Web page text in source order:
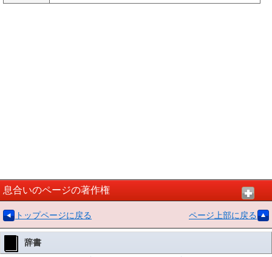
息合いのページの著作権
トップページに戻る ページ上部に戻る
辞書